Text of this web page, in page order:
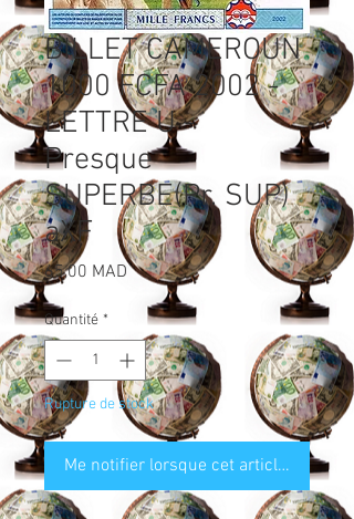
BILLET CAMEROUN
1000 FCFA 2002 -
LETTRE U -
Presque
SUPERBE(Pr. SUP)
aXF
65,00 MADPrix
Quantité *
Rupture de stock
Me notifier lorsque cet article est